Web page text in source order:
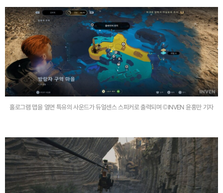
홀로그램 맵을 열면 특유의 사운드가 듀얼센스 스피커로 출력되며 ©INVEN 윤홍만 기자